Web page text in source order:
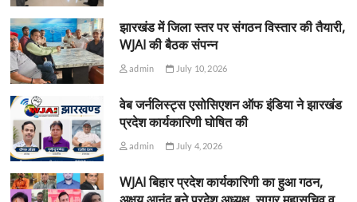
झारखंड में जिला स्तर पर संगठन विस्तार की तैयारी,
WJAI की बैठक संपन्न
admin July 10, 2026
वेब जर्नलिस्ट्स एसोसिएशन ऑफ इंडिया ने झारखंड
प्रदेश कार्यकारिणी घोषित की
admin July 4, 2026
WJAI बिहार प्रदेश कार्यकारिणी का हुआ गठन,